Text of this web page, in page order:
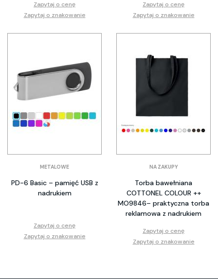
Zapytaj o cenę
Zapytaj o znakowanie
Zapytaj o cenę
Zapytaj o znakowanie
METALOWE
PD-6 Basic – pamięć USB z
nadrukiem
Zapytaj o cenę
Zapytaj o znakowanie
NA ZAKUPY
Torba bawełniana
COTTONEL COLOUR ++
MO9846– praktyczna torba
reklamowa z nadrukiem
Zapytaj o cenę
Zapytaj o znakowanie